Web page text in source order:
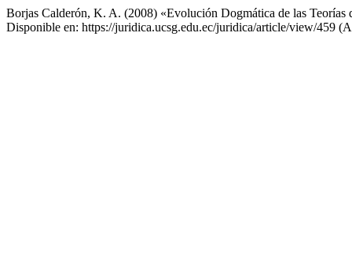
Borjas Calderón, K. A. (2008) «Evolución Dogmática de las
Disponible en: https://juridica.ucsg.edu.ec/juridica/article/view/459